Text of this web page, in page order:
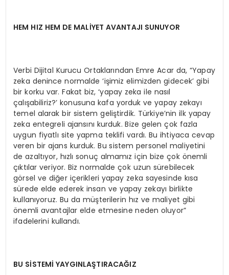
HEM HIZ HEM DE MALİYET AVANTAJI SUNUYOR
Verbi Dijital Kurucu Ortaklarından Emre Acar da, “Yapay
zeka denince normalde ‘işimiz elimizden gidecek’ gibi
bir korku var. Fakat biz, ‘yapay zeka ile nasıl
çalışabiliriz?’ konusuna kafa yorduk ve yapay zekayı
temel alarak bir sistem geliştirdik. Türkiye’nin ilk yapay
zeka entegreli ajansını kurduk. Bize gelen çok fazla
uygun fiyatlı site yapma teklifi vardı. Bu ihtiyaca cevap
veren bir ajans kurduk. Bu sistem personel maliyetini
de azaltıyor, hızlı sonuç almamız için bize çok önemli
çıktılar veriyor. Biz normalde çok uzun sürebilecek
görsel ve diğer içerikleri yapay zeka sayesinde kısa
sürede elde ederek insan ve yapay zekayı birlikte
kullanıyoruz. Bu da müşterilerin hız ve maliyet gibi
önemli avantajlar elde etmesine neden oluyor”
ifadelerini kullandı.
BU SİSTEMİ YAYGINLAŞTIRACAĞIZ